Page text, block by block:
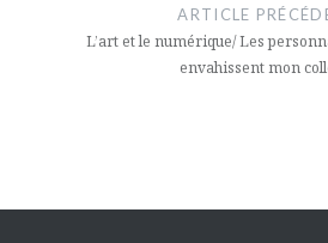
l’article
ARTICLE
L’art et le numérique/ Les
envahissent mon